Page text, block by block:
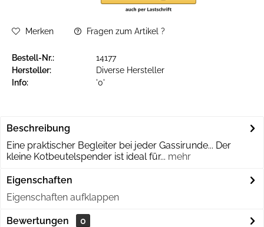
Merken Fragen zum Artikel ?
Bestell-Nr.:
14177
Hersteller:
Diverse Hersteller
Info:
'0'
Beschreibung
Eine praktischer Begleiter bei jeder Gassirunde... Der
kleine Kotbeutelspender ist ideal für... mehr
Eigenschaften
Eigenschaften aufklappen
Bewertungen
0